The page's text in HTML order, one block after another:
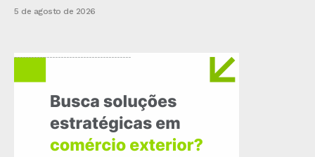
5 de agosto de 2026